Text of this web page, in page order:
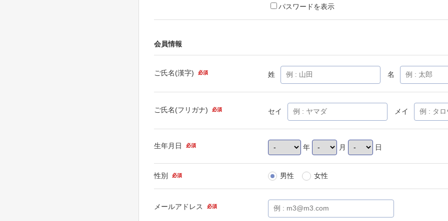
パスワードを表示
会員情報
ご氏名(漢字) 必須 姓 名
ご氏名(フリガナ) 必須 セイ メイ
生年月日 必須 年 月 日
性別 必須 男性 女性
メールアドレス 必須